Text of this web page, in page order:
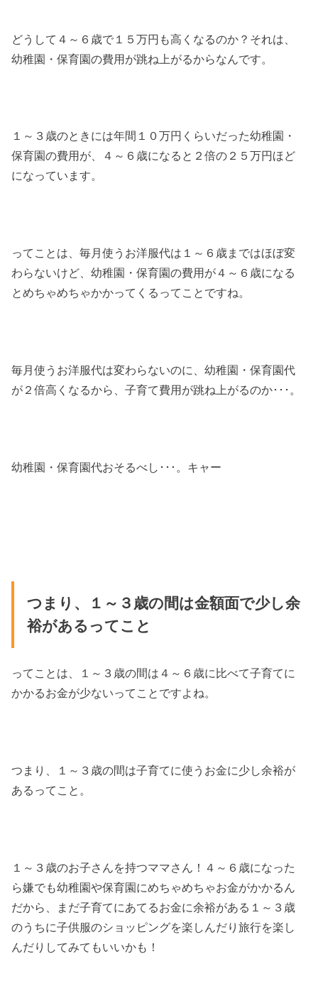
どうして４～６歳で１５万円も高くなるのか？それは、
幼稚園・保育園の費用が跳ね上がるからなんです。
１～３歳のときには年間１０万円くらいだった幼稚園・
保育園の費用が、４～６歳になると２倍の２５万円ほど
になっています。
ってことは、毎月使うお洋服代は１～６歳まではほぼ変
わらないけど、幼稚園・保育園の費用が４～６歳になる
とめちゃめちゃかかってくるってことですね。
毎月使うお洋服代は変わらないのに、幼稚園・保育園代
が２倍高くなるから、子育て費用が跳ね上がるのか･･･。
幼稚園・保育園代おそるべし･･･。キャー
つまり、１～３歳の間は金額面で少し余
裕があるってこと
ってことは、１～３歳の間は４～６歳に比べて子育てに
かかるお金が少ないってことですよね。
つまり、１～３歳の間は子育てに使うお金に少し余裕が
あるってこと。
１～３歳のお子さんを持つママさん！４～６歳になった
ら嫌でも幼稚園や保育園にめちゃめちゃお金がかかるん
だから、まだ子育てにあてるお金に余裕がある１～３歳
のうちに子供服のショッピングを楽しんだり旅行を楽し
んだりしてみてもいいかも！